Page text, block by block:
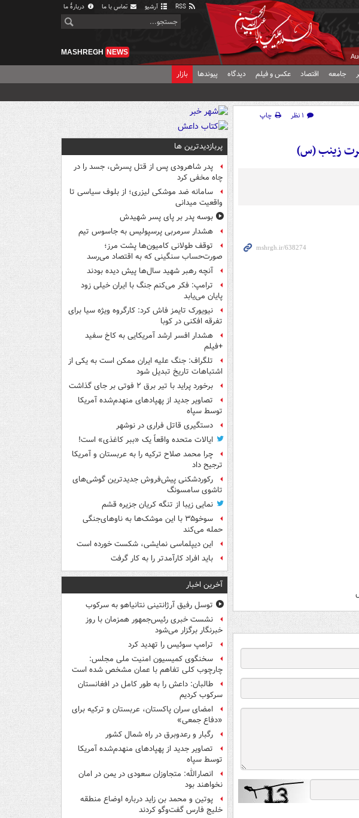
آرشیو تماس با ما دربارهٔ ما
MASHREGH NEWS
جامعه اقتصاد عکس و فیلم دیدگاه پیوندها بازار
۱ نظر
چاپ
زینب (س) پربازدیدترین ها
پدر شاهرودی پس از قتل پسرش، جسد را در
چاه مخفی کرد
سامانه ضد موشکی لیزری؛ از بلوف سیاسی تا
واقعیت میدانی
بوسه‌ پدر بر پای پسر شهیدش
هشدار سرمربی پرسپولیس به جاسوس تیم
توقف طولانی کامیون‌ها پشت مرز؛
صورت‌حساب سنگینی که به اقتصاد می‌رسد
آنچه رهبر شهید سال‌ها پیش دیده بودند
ترامپ: فکر می‌کنم جنگ با ایران خیلی زود
پایان می‌یابد
نیویورک تایمز فاش کرد: کارگروه ویژه سیا برای
تفرقه افکنی در کوبا
هشدار افسر ارشد آمریکایی به کاخ سفید
+فیلم
تلگراف: جنگ علیه ایران ممکن است به یکی از
اشتباهات تاریخ تبدیل شود
برخورد پراید با تیر برق ۲ فوتی بر جای گذاشت
تصاویر جدید از پهپادهای منهدم‌شده آمریکا
توسط سپاه
دستگیری قاتل فراری در نوشهر
ایالات متحده واقعاً یک «ببر کاغذی» است!
چرا محمد صلاح ترکیه را به عربستان و آمریکا
ترجیح داد
رکوردشکنی پیش‌فروش جدیدترین گوشی‌های
تاشوی سامسونگ
نمایی زیبا از تنگه کریان جزیره قشم
سوخو۳۵ با این موشک‌ها به ناوهای‌جنگی
حمله می‌کند
این دیپلماسی نمایشی، شکست خورده است
باید افراد کارآمدتر را به کار گرفت
آخرین اخبار
توسل رفیق آرژانتینی نتانیاهو به سرکوب
نشست خبری رئیس‌جمهور همزمان با روز
خبرنگار برگزار می‌شود
ترامپ سوئیس را تهدید کرد
سخنگوی کمیسیون امنیت ملی مجلس:
چارچوب کلی تفاهم با عمان مشخص شده است
طالبان: داعش را به طور کامل در افغانستان
سرکوب کردیم
امضای سران پاکستان، عربستان و ترکیه برای
«دفاع جمعی»
رگبار و رعدوبرق در راه شمال کشور
تصاویر جدید از پهپادهای منهدم‌شده آمریکا
توسط سپاه
انصارالله: متجاوزان سعودی در یمن در امان
نخواهند بود
پوتین و محمد بن زاید درباره اوضاع منطقه
خلیج فارس گفت‌وگو کردند